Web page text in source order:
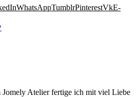
WhatsAppTumblrPinterestVkE-
Atelier fertige ich mit viel Liebe